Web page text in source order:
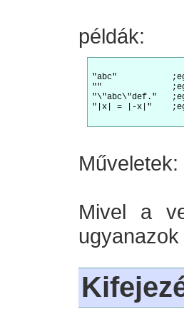
példák:
"abc"		;egy 3 hosszú sztring
""		;egy üres sztring
"\"abc\"def." 	;egy 9 hosszú sztring
"|x| = |-x|"	;egy 10 hosszú sztring
Műveletek:
Mivel a